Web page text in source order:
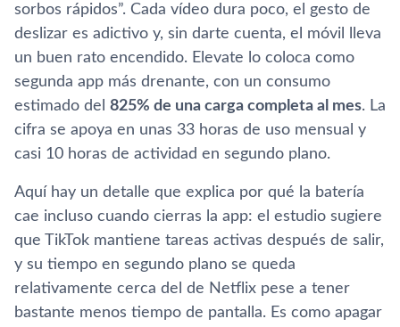
sorbos rápidos”. Cada vídeo dura poco, el gesto de
deslizar es adictivo y, sin darte cuenta, el móvil lleva
un buen rato encendido. Elevate lo coloca como
segunda app más drenante, con un consumo
estimado del 825% de una carga completa al mes. La
cifra se apoya en unas 33 horas de uso mensual y
casi 10 horas de actividad en segundo plano.
Aquí hay un detalle que explica por qué la batería
cae incluso cuando cierras la app: el estudio sugiere
que TikTok mantiene tareas activas después de salir,
y su tiempo en segundo plano se queda
relativamente cerca del de Netflix pese a tener
bastante menos tiempo de pantalla. Es como apagar